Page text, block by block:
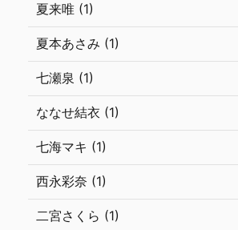
夏来唯 (1)
夏本あさみ (1)
七瀬泉 (1)
ななせ結衣 (1)
七海マキ (1)
西永彩奈 (1)
二宮さくら (1)